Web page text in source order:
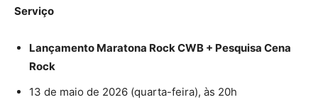
Serviço
Lançamento Maratona Rock CWB + Pesquisa Cena
Rock
13 de maio de 2026 (quarta-feira), às 20h